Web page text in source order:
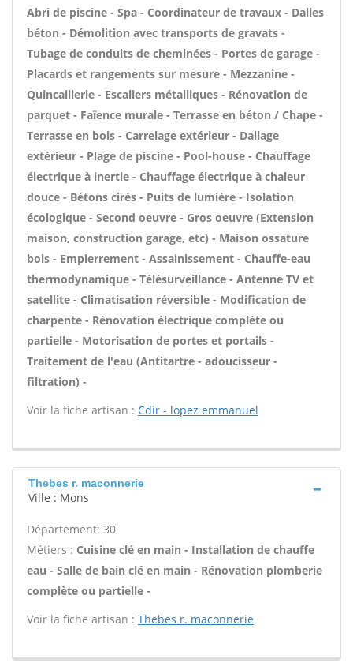
Abri de piscine - Spa - Coordinateur de travaux - Dalles
béton - Démolition avec transports de gravats -
Tubage de conduits de cheminées - Portes de garage -
Placards et rangements sur mesure - Mezzanine -
Quincaillerie - Escaliers métalliques - Rénovation de
parquet - Faïence murale - Terrasse en béton / Chape -
Terrasse en bois - Carrelage extérieur - Dallage
extérieur - Plage de piscine - Pool-house - Chauffage
électrique à inertie - Chauffage électrique à chaleur
douce - Bétons cirés - Puits de lumière - Isolation
écologique - Second oeuvre - Gros oeuvre (Extension
maison, construction garage, etc) - Maison ossature
bois - Empierrement - Assainissement - Chauffe-eau
thermodynamique - Télésurveillance - Antenne TV et
satellite - Climatisation réversible - Modification de
charpente - Rénovation électrique complète ou
partielle - Motorisation de portes et portails -
Traitement de l'eau (Antitartre - adoucisseur -
filtration) -
Voir la fiche artisan : Cdir - lopez emmanuel
Thebes r. maconnerie
Ville : Mons
Département: 30
Métiers : Cuisine clé en main - Installation de chauffe
eau - Salle de bain clé en main - Rénovation plomberie
complète ou partielle -
Voir la fiche artisan : Thebes r. maconnerie